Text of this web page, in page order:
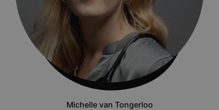
Michelle van Tongerloo